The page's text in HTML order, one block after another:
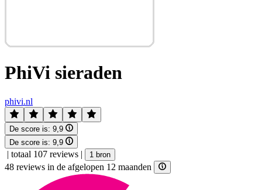
PhiVi sieraden
phivi.nl
De score is: 9,9
De score is: 9,9
| totaal 107 reviews | 1 bron
48 reviews in de afgelopen 12 maanden